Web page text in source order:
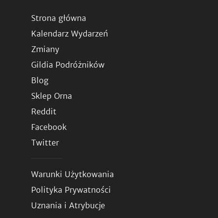
Strona główna
Kalendarz Wydarzeń
Zmiany
Gildia Podróżników
Blog
Sklep Orna
Reddit
Facebook
Twitter
Warunki Użytkowania
Polityka Prywatności
Uznania i Atrybucje